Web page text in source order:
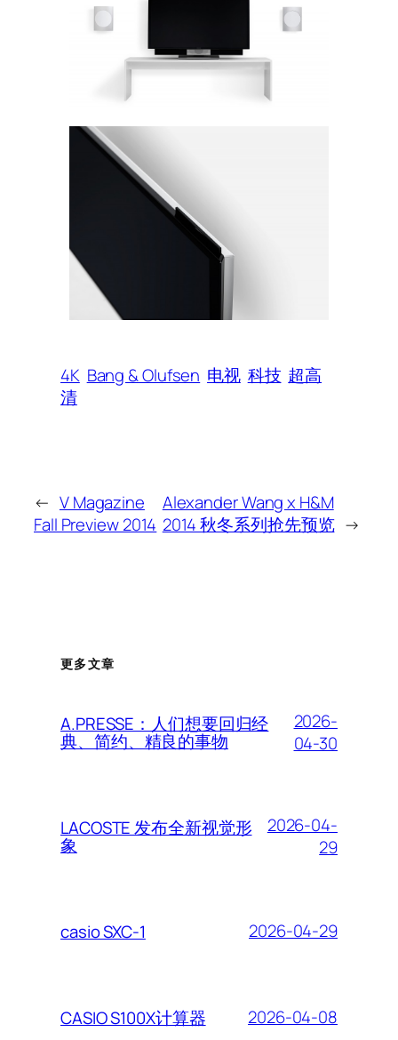
4K Bang & Olufsen 电视 科技 超高
清
← V Magazine
Fall Preview 2014
Alexander Wang x H&M
2014 秋冬系列抢先预览 →
更多文章
A.PRESSE：人们想要回归经
典、简约、精良的事物
2026-
04-30
LACOSTE 发布全新视觉形
象
2026-04-
29
casio SXC-1 2026-04-29
CASIO S100X计算器 2026-04-08